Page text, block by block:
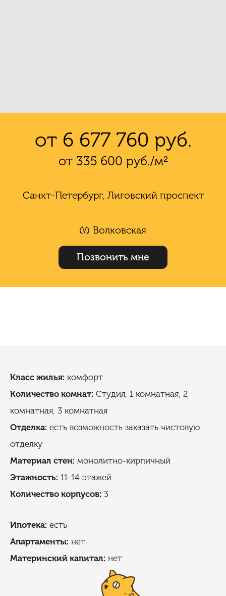
от 6 677 760 руб.
от 335 600 руб./м²
Санкт-Петербург, Лиговский проспект
Волковская
Позвонить мне
Класс жилья: комфорт
Количество комнат: Студия, 1 комнатная, 2
комнатная, 3 комнатная
Отделка: есть возможность заказать чистовую
отделку
Материал стен: монолитно-кирпичный
Этажность: 11-14 этажей
Количество корпусов: 3
Ипотека: есть
Апартаменты: нет
Материнский капитал: нет